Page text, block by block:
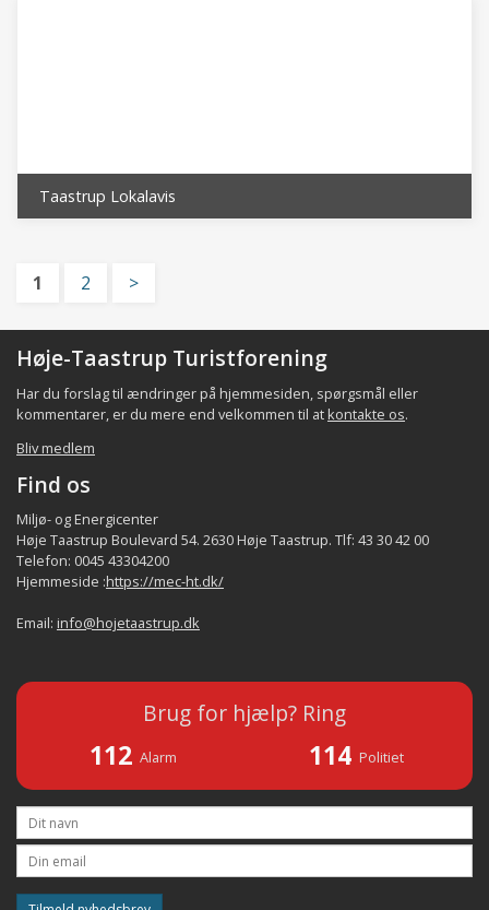
Taastrup Lokalavis
1 2 >
Høje-Taastrup Turistforening
Har du forslag til ændringer på hjemmesiden, spørgsmål eller
kommentarer, er du mere end velkommen til at kontakte os.
Bliv medlem
Find os
Miljø- og Energicenter
Høje Taastrup Boulevard 54. 2630 Høje Taastrup. Tlf: 43 30 42 00
Telefon: 0045 43304200
Hjemmeside :https://mec-ht.dk/
Email: info@hojetaastrup.dk
Brug for hjælp? Ring
112 Alarm 114 Politiet